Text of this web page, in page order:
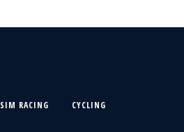
SIM RACING CYCLING